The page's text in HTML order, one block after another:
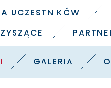
UCZESTNIKÓW
GALERIA